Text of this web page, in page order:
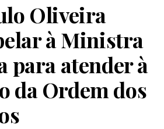
Oliveira
à Ministra
para atender à
da Ordem dos